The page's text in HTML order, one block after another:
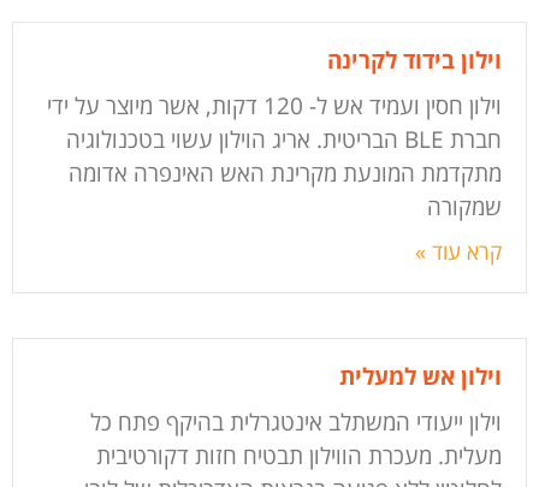
וילון בידוד לקרינה
וילון חסין ועמיד אש ל- 120 דקות, אשר מיוצר על ידי
חברת BLE הבריטית. אריג הוילון עשוי בטכנולוגיה
מתקדמת המונעת מקרינת האש האינפרה אדומה
שמקורה
קרא עוד »
וילון אש למעלית
וילון ייעודי המשתלב אינטגרלית בהיקף פתח כל
מעלית. מעכרת הווילון תבטיח חזות דקורטיבית